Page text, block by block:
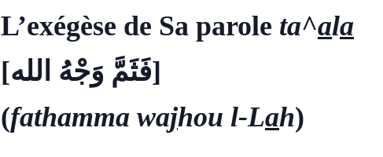
L’exégèse de Sa parole ta^ala
[فَثَمَّ وَجْهُ الله]
(fathamma wajhou l-Lah)